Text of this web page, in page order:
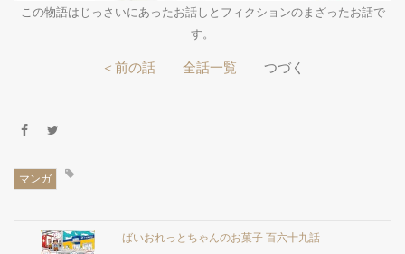
この物語はじっさいにあったお話しとフィクションのまざったお話で
す。
＜前の話 全話一覧 つづく
マンガ
ばいおれっとちゃんのお菓子 百六十九話